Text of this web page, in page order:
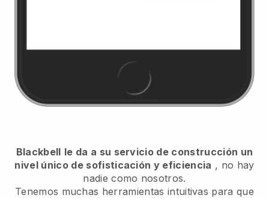
Blackbell le da a su servicio de construcción un
nivel único de sofisticación y eficiencia , no hay
nadie como nosotros.
Tenemos muchas herramientas intuitivas para que